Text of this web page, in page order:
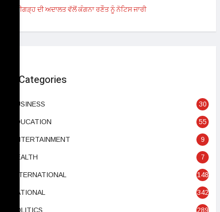
ਚੰਡੀਗੜ੍ਹ ਦੀ ਅਦਾਲਤ ਵੱਲੋਂ ਕੰਗਨਾ ਰਣੌਤ ਨੂੰ ਨੋਟਿਸ ਜਾਰੀ
Categories
BUSINESS 30
EDUCATION 55
ENTERTAINMENT 9
HEALTH 7
INTERNATIONAL 148
NATIONAL 342
POLITICS 289